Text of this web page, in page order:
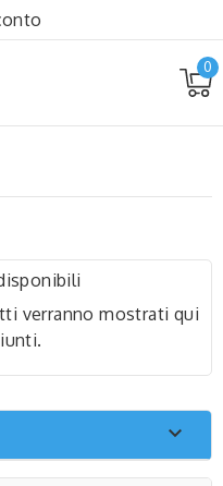
0
verranno mostrati qui
